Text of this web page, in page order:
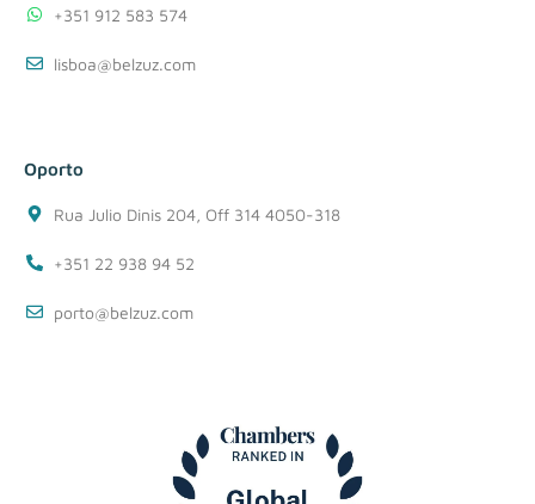
+351 912 583 574
lisboa@belzuz.com
Oporto
Rua Julio Dinis 204, Off 314 4050-318
+351 22 938 94 52
porto@belzuz.com